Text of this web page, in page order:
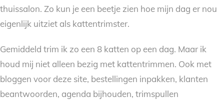
thuissalon. Zo kun je een beetje zien hoe mijn dag er nou
eigenlijk uitziet als kattentrimster.
Gemiddeld trim ik zo een 8 katten op een dag. Maar ik
houd mij niet alleen bezig met kattentrimmen. Ook met
bloggen voor deze site, bestellingen inpakken, klanten
beantwoorden, agenda bijhouden, trimspullen